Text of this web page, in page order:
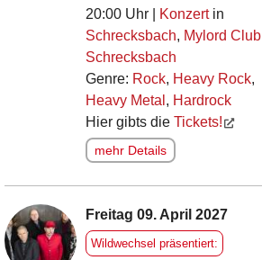
20:00 Uhr | Konzertin
Schrecksbach, Mylord Club
Schrecksbach
Genre: Rock, Heavy Rock,
Heavy Metal , Hardrock
Hier gibts die Tickets!
mehr Details
Freitag 09. April 2027
Wildwechsel präsentiert: